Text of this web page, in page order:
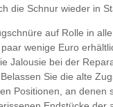
die Schnur wieder in
auf Rolle in
wenige Euro
Jalousie bei der
Sie die alte
Positionen, an denen